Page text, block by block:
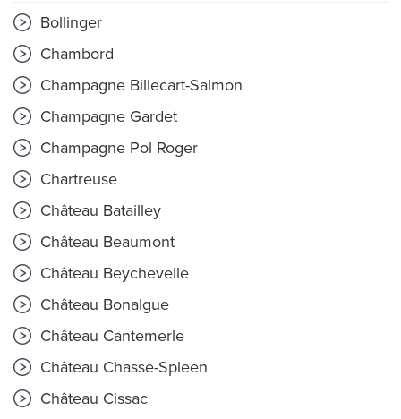
Bollinger
Chambord
Champagne Billecart-Salmon
Champagne Gardet
Champagne Pol Roger
Chartreuse
Château Batailley
Château Beaumont
Château Beychevelle
Château Bonalgue
Château Cantemerle
Château Chasse-Spleen
Château Cissac